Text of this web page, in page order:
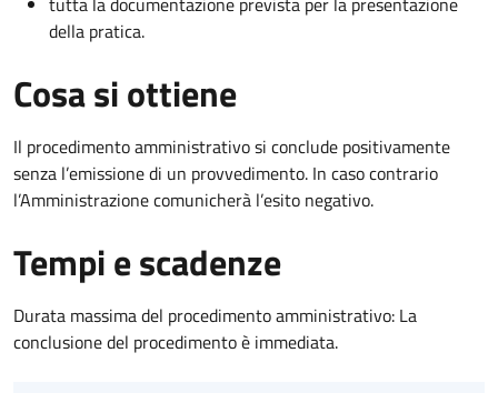
della pratica.
Cosa si ottiene
Il procedimento amministrativo si conclude positivamente
senza l’emissione di un provvedimento. In caso contrario
l’Amministrazione comunicherà l’esito negativo.
Tempi e scadenze
Durata massima del procedimento amministrativo: La
conclusione del procedimento è immediata.